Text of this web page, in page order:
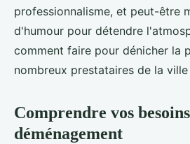
professionnalisme, et peut-être
d'humour pour détendre
comment faire pour dénicher la
nombreux prestataires de la
Comprendre vos
déménagement